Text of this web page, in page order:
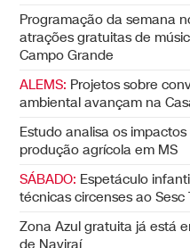
Programação da semana
atrações gratuitas de
Campo Grande
ALEMS: Projetos sobre
ambiental avançam na
Estudo analisa os
produção agrícola em MS
SÁBADO: Espetáculo
técnicas circenses ao Sesc
Zona Azul gratuita já está
de Naviraí